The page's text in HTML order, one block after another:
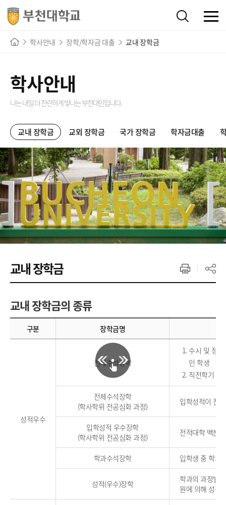
학사안내 장학/학자금 대출 교내 장학금
학사안내
나는 내일 더 찬란하게 빛나는부천대인입니다.
교내 장학금 교외 장학금 국가 장학금 학자금대출
교내 장학금
교내 장학금의 종류
구분 장학금명
성적우수
전체수석장학
수시 및 정
인 학생
직전학기 평
전체수석장학
(학사학위 전공심화 과정)
입학성적이 전
입학성적 우수장학
(학사학위 전공심화 과정)
전적대학 백분
학과수석장학 입학생 중 학과
성적(우수)장학
학과의 과정별(
원에 의해 성적